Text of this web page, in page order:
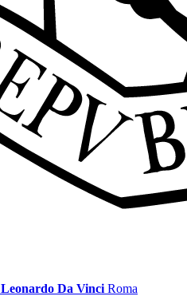
Leonardo Da Vinci Roma